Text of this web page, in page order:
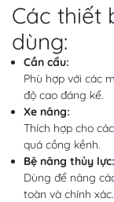
Các thiết
dùng:
Cần cẩu:
Phù hợp với các
độ cao đáng kể.
Xe nâng:
Thích hợp cho
quá cồng kềnh.
Bệ nâng thủy lực:
Dùng để nâng
toàn và chính xác.